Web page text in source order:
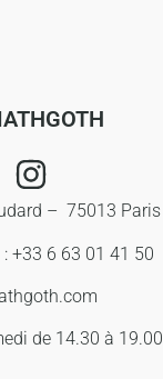
– 75013 Paris
+33 6 63 01 41 50
de 14.30 à 19.00